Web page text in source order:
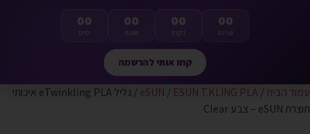
00
ימים
00
שעות
00
דקות
00
שניות
קחו אותי להרשמה
עמוד הבית/
eSUN / ESUN T.KLING PLA
/ גליל eTwinkling PLAּ איכותי
תוצרת eSUN – צבע Clear